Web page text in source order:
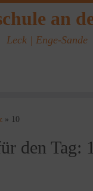
an
Leck | Enge-Sande
» 10
den Tag: